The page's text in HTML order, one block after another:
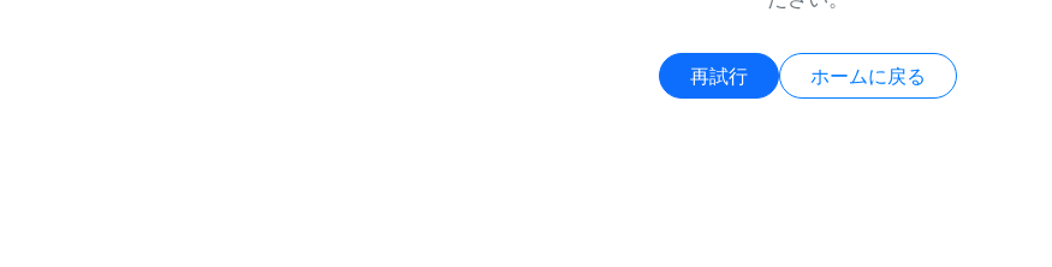
再試行 ホームに戻る